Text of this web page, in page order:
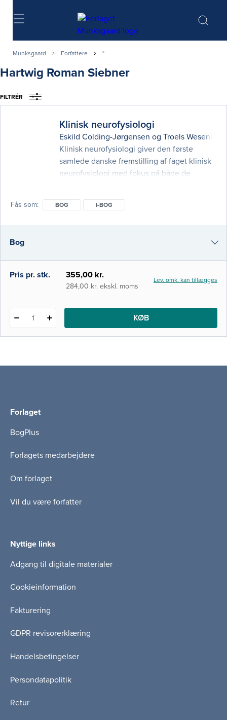
Søg
Munksgaard Forfattere *
Hartwig Roman Siebner
FILTRÉR
Klinisk neurofysiologi
Eskild Colding-Jørgensen og Troels
Klinisk neurofysiologi giver den første
samlede danske fremstilling af faget klinisk
neurofysiologi med fokus på både de
flere klinisk-neurofysiologiske
for neurofysiologiens mange muligheder, og
dermed et behov for bogen.
Fås som BOG I-BOG
Bog
i-bog
Pris pr. stk. 355,00 kr.
284,00 kr. ekskl. moms
Lev. omk. kan tillægges
1 KØB
Forlaget
BogPlus
Forlagets medarbejdere
Om forlaget
Vil du være forfatter
Nyttige links
Adgang til digitale materialer
Cookieinformation
Fakturering
GDPR revisorerklæring
Handelsbetingelser
Persondatapolitik
Retur